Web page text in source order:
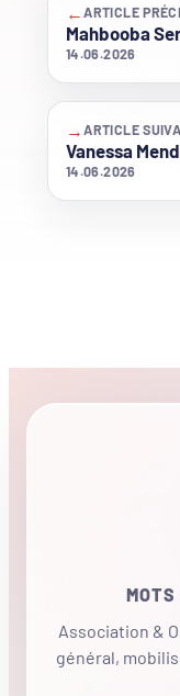
←ARTICLE
Mahbooba
14.06.2026
→ARTICLE
Vanessa
14.06.2026
Association &
général,